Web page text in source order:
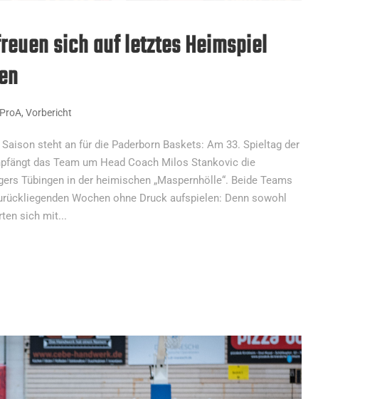
sich auf letztes Heimspiel
ProA, Vorbericht
steht an für die Paderborn Baskets: Am 33. Spieltag der
das Team um Head Coach Milos Stankovic die
Tübingen in der heimischen „Maspernhölle“. Beide Teams
Wochen ohne Druck aufspielen: Denn sowohl
sich mit...